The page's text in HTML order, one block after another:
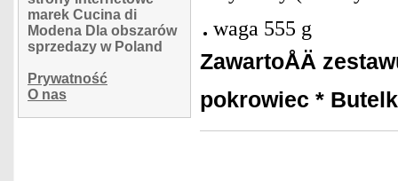
marek Cucina di
Modena Dla obszarów
sprzedazy w Poland
Prywatność
O nas
waga 555 g
ZawartoÅÄ
pokrowiec *